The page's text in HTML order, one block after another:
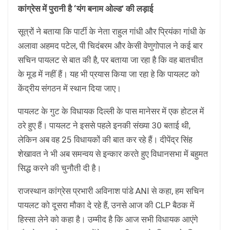
कांग्रेस में पुरानी है ‘यंग बनाम ओल्ड’ की लड़ाई
सूत्रों ने बताया कि पार्टी के नेता राहुल गांधी और प्रियंका गांधी के
अलावा अहमद पटेल, पी चिदंबरम और केसी वेणुगोपाल ने कई बार
सचिन पायलट से बात की है, पर बताया जा रहा है कि वह बातचीत
के मूड में नहीं हैं। यह भी प्रयास किया जा रहा हे कि पायलट को
केंद्रीय संगठन में स्थान दिया जाए।
पायलट के गुट के विधायक दिल्ली के पास मानेसर में एक होटल में
ठरे हुए हैं। पायलट ने इससे पहले इनकी संख्या 30 बताई थी,
लेकिन अब वह 25 विधायकों की बात कर रहे हैं। दीपेंद्र सिंह
शेखावत ने भी अब समन्वय से इन्कार करते हुए विधानसभा में बहुमत
सिद्ध करने की चुनौती दी है।
राजस्थान कांग्रेस प्रभारी अविनाश पांडे ANI से कहा, हम सचिन
पायलट को दूसरा मौका दे रहे हैं, उनसे आज की CLP बैठक में
हिस्सा लेने को कहा है। उम्मीद है कि आज सभी विधायक आएंगे